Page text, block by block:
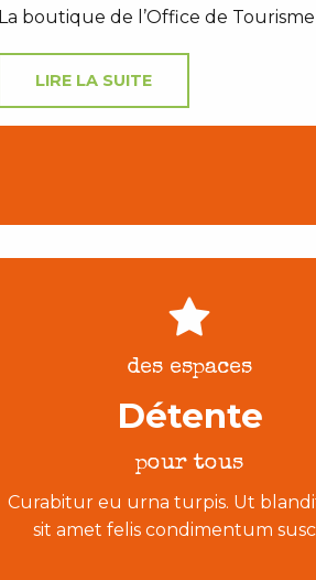
La boutique de l’Office de Tourisme
LIRE LA SUITE
des espaces
Détente
pour tous
Curabitur eu urna turpis. Ut
sit amet felis condimentum